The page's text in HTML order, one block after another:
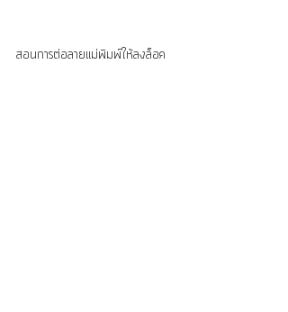
สอนการต่อลายแม่พิมพ์ให้ลงล็อค